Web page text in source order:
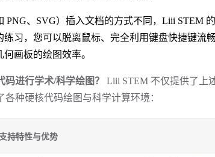
PNG、SVG）插入文档的方式不同，Liii STEM
练习，您可以脱离鼠标、完全利用键盘快捷键流
画板的绘图效率。
进行学术/科学绘图？
Liii STEM 不仅提供了上
种硬核代码绘图与科学计算环境：
支持特性与优势